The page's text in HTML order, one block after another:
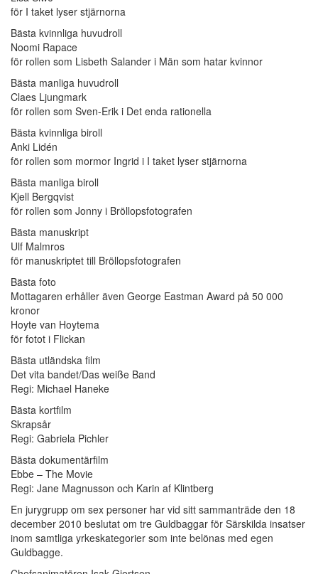
för I taket lyser stjärnorna
Bästa kvinnliga huvudroll
Noomi Rapace
för rollen som Lisbeth Salander i Män som hatar kvinnor
Bästa manliga huvudroll
Claes Ljungmark
för rollen som Sven-Erik i Det enda rationella
Bästa kvinnliga biroll
Anki Lidén
för rollen som mormor Ingrid i I taket lyser stjärnorna
Bästa manliga biroll
Kjell Bergqvist
för rollen som Jonny i Bröllopsfotografen
Bästa manuskript
Ulf Malmros
för manuskriptet till Bröllopsfotografen
Bästa foto
Mottagaren erhåller även George Eastman Award på 50 000
kronor
Hoyte van Hoytema
för fotot i Flickan
Bästa utländska film
Det vita bandet/Das weiße Band
Regi: Michael Haneke
Bästa kortfilm
Skrapsår
Regi: Gabriela Pichler
Bästa dokumentärfilm
Ebbe – The Movie
Regi: Jane Magnusson och Karin af Klintberg
En jurygrupp om sex personer har vid sitt sammanträde den 18
december 2010 beslutat om tre Guldbaggar för Särskilda insatser
inom samtliga yrkeskategorier som inte belönas med egen
Guldbagge.